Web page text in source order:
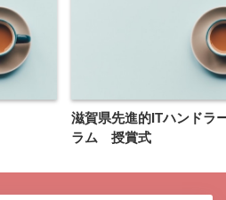
滋賀県先進的ITハンドラ
ラム 授賞式